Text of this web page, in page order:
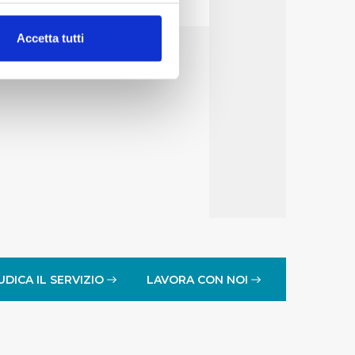
(impronte
Accetta tutti
IL SERVIZIO LAVORA CON NOI